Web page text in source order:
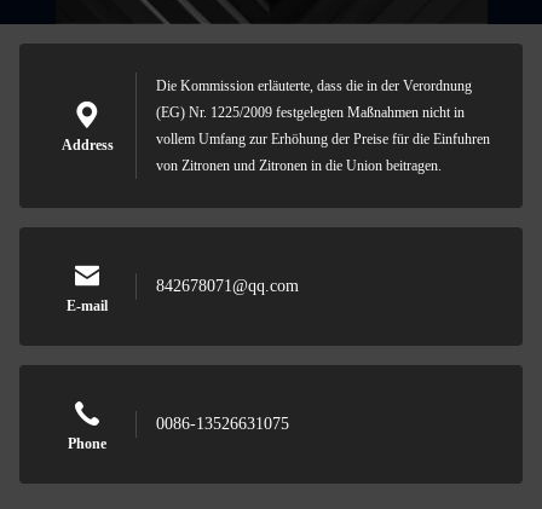
Address
Die Kommission erläuterte, dass die in der Verordnung
(EG) Nr. 1225/2009 festgelegten Maßnahmen nicht in
vollem Umfang zur Erhöhung der Preise für die Einfuhren
von Zitronen und Zitronen in die Union beitragen.
E-mail
842678071@qq.com
Phone
0086-13526631075